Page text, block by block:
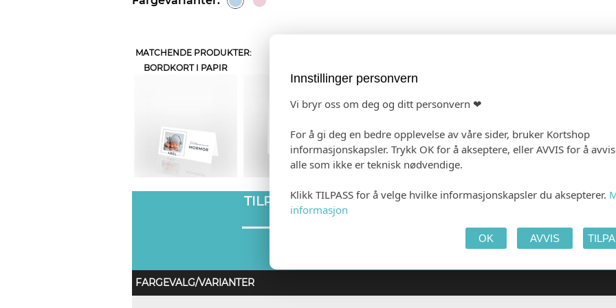
MATCHENDE PRODUKTER:
BORDKORT I PAPIR
TILPASS PRODUKTET HANDLEKURV
FARGEVALG/VARIANTER
Innstillinger personvern
Vi bryr oss om deg og ditt personvern ❤
For å gi deg en bedre opplevelse av våre sider, bruker Kortshop
informasjonskapsler. Trykk OK for å akseptere, eller AVVIS for å
alle som ikke er teknisk nødvendige.
Klikk TILPASS for å velge hvilke informasjonskapsler du aksepterer.
informasjon
OK AVVIS